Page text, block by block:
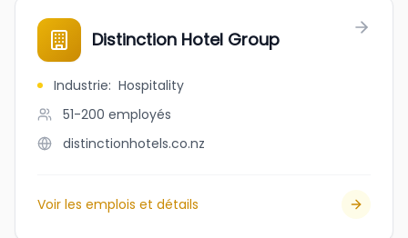
Distinction Hotel Group
Industrie: Hospitality
51-200 employés
distinctionhotels.co.nz
Voir les emplois et détails